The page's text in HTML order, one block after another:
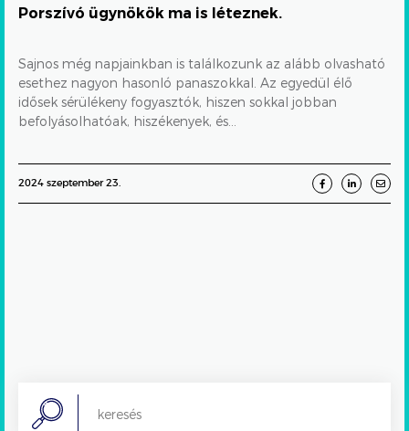
MEGTÉVESZTÉS
Porszívó ügynökök ma is léteznek.
Sajnos még napjainkban is találkozunk az alább olvasható
esethez nagyon hasonló panaszokkal. Az egyedül élő
idősek sérülékeny fogyasztók, hiszen sokkal jobban
befolyásolhatóak, hiszékenyek, és...
2024 szeptember 23.
Search